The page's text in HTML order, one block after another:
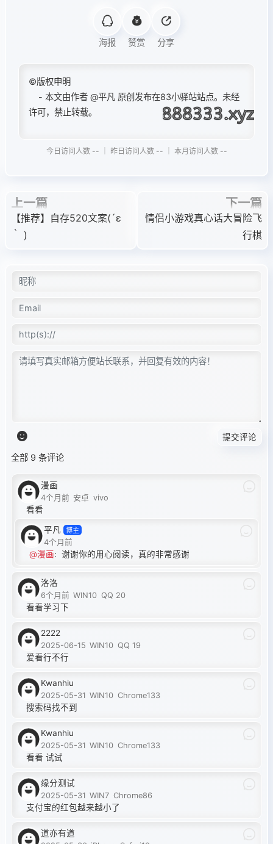
海报 赞赏 分享
©版权申明
- 本文由作者 @平凡 原创发布在83小驿站站点。未经
许可，禁止转载。
今日访问人数 -- ｜ 昨日访问人数 -- ｜ 本月访问人数 --
上一篇
【推荐】自存520文案(´ε
｀ )
下一篇
情侣小游戏真心话大冒险飞
行棋
提交评论
全部 9 条评论
漫画
4个月前 安卓 vivo
看看
平凡 博主
4个月前
@漫画: 谢谢你的用心阅读，真的非常感谢
洛洛
6个月前 WIN10 QQ 20
看看学习下
2222
2025-06-15 WIN10 QQ 19
爱看行不行
Kwanhiu
2025-05-31 WIN10 Chrome133
搜索码找不到
Kwanhiu
2025-05-31 WIN10 Chrome133
看看 试试
缘分测试
2025-05-31 WIN7 Chrome86
支付宝的红包越来越小了
道亦有道